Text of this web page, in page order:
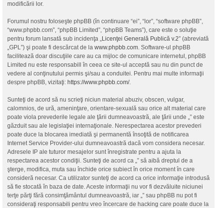
modificării lor.
Forumul nostru foloseşte phpBB (în continuare “ei”, “lor”, “software phpBB”,
“www.phpbb.com”, “phpBB Limited”, “phpBB Teams”), care este o soluţie
pentru forum lansată sub incidenţa „Licenţei Generală Publică v.2” (abreviată
„GPL”) şi poate fi descărcat de la www.phpbb.com. Software-ul phpBB
facilitează doar discuţiile care au ca mijloc de comunicare internetul, phpBB
Limited nu este responsabill în ceea ce site-ul acceptă sau nu din punct de
vedere al conţinutului permis şi/sau a conduitei. Pentru mai multe informaţii
despre phpBB, vizitaţi: https://www.phpbb.com/.
Sunteţi de acord să nu scrieţi niciun material abuziv, obscen, vulgar,
calomnios, de ură, ameninţare, orientare-sexuală sau orice alt material care
poate viola prevederile legale ale ţării dumneavoastră, ale ţării unde „” este
găzduit sau ale legislaţiei internaţionale. Nerespectarea acestor prevederi
poate duce la blocarea imediată şi permanentă însoţită de notificarea
Internet Service Provider-ului dumneavoastră dacă vom considera necesar.
Adresele IP ale tuturor mesajelor sunt înregistrate pentru a ajuta la
respectarea acestor condiţii. Sunteţi de acord ca „” să aibă dreptul de a
şterge, modifica, muta sau închide orice subiect în orice moment în care
consideră necesar. Ca utilizator sunteţi de acord ca orice informaţie introdusă
să fie stocată în baza de date. Aceste informaţii nu vor fi dezvăluite niciunei
terţe părţi fără consimţământul dumneavoastră, iar „” sau phpBB nu pot fi
consideraţi responsabili pentru vreo încercare de hacking care poate duce la